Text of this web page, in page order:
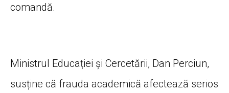
comandă.
Ministrul Educației și Cercetării, Dan Perciun,
susține că frauda academică afectează serios